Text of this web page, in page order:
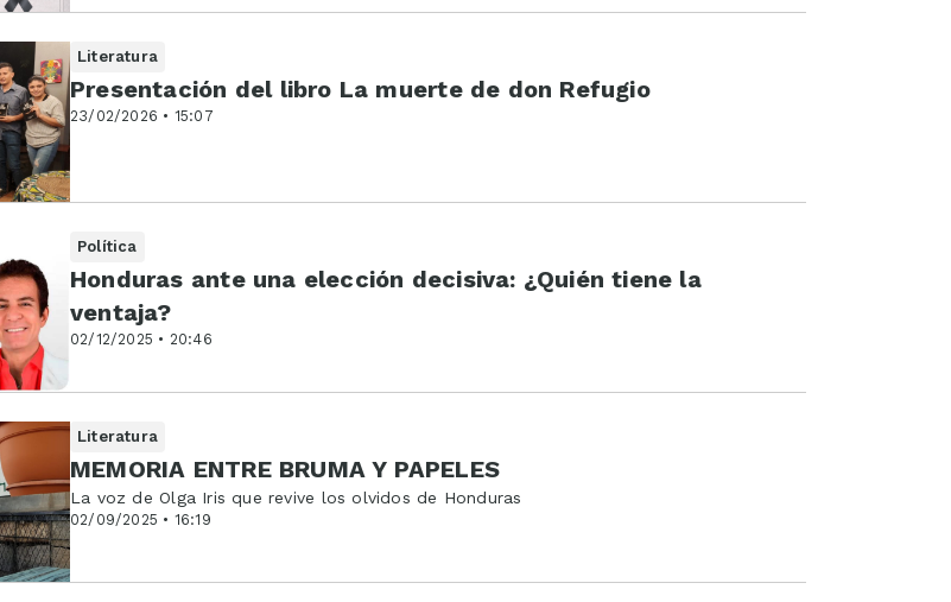
Literatura
23/02/2026 • 15:07
Presentación del libro La muerte de don Refugio
Política
02/12/2025 • 20:46
Honduras ante una elección decisiva: ¿Quién tiene la
ventaja?
Literatura
02/09/2025 • 16:19
MEMORIA ENTRE BRUMA Y PAPELES
La voz de Olga Iris que revive los olvidos de Honduras